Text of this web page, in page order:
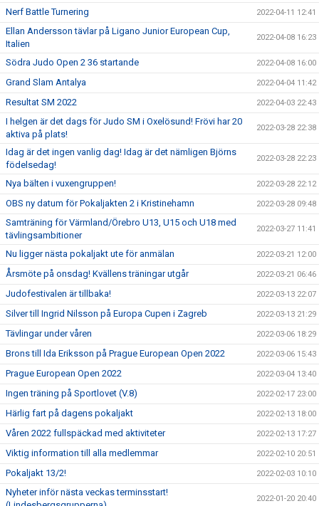
Nerf Battle Turnering 2022-04-11 12:41
Ellan Andersson tävlar på Ligano Junior European Cup,
Italien
2022-04-08 16:23
Södra Judo Open 2 36 startande 2022-04-08 16:00
Grand Slam Antalya 2022-04-04 11:42
Resultat SM 2022 2022-04-03 22:43
I helgen är det dags för Judo SM i Oxelösund! Frövi har 20
aktiva på plats!
2022-03-28 22:38
Idag är det ingen vanlig dag! Idag är det nämligen Björns
födelsedag!
2022-03-28 22:23
Nya bälten i vuxengruppen! 2022-03-28 22:12
OBS ny datum för Pokaljakten 2 i Kristinehamn 2022-03-28 09:48
Samträning för Värmland/Örebro U13, U15 och U18 med
tävlingsambitioner
2022-03-27 11:41
Nu ligger nästa pokaljakt ute för anmälan 2022-03-21 12:00
Årsmöte på onsdag! Kvällens träningar utgår 2022-03-21 06:46
Judofestivalen är tillbaka! 2022-03-13 22:07
Silver till Ingrid Nilsson på Europa Cupen i Zagreb 2022-03-13 21:29
Tävlingar under våren 2022-03-06 18:29
Brons till Ida Eriksson på Prague European Open 2022 2022-03-06 15:43
Prague European Open 2022 2022-03-04 13:40
Ingen träning på Sportlovet (V.8) 2022-02-17 23:00
Härlig fart på dagens pokaljakt 2022-02-13 18:00
Våren 2022 fullspäckad med aktiviteter 2022-02-13 17:27
Viktig information till alla medlemmar 2022-02-10 20:51
Pokaljakt 13/2! 2022-02-03 10:10
Nyheter inför nästa veckas terminsstart!
2022-01-20 20:40